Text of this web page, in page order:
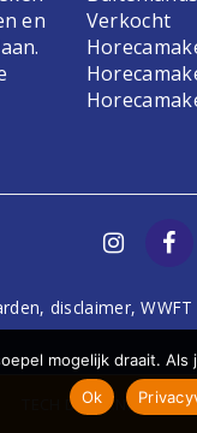
en
Verkocht
, disclaimer,
DODO.NL |
mogelijk draait.
Ok